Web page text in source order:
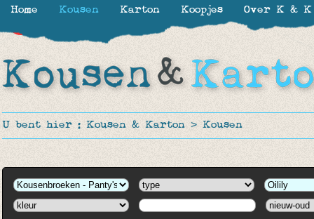
U bent hier : Kousen & Karton > Kousen
Home Kousen Karton Koopjes Over K & K